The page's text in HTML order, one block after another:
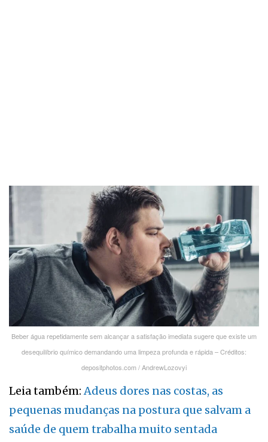
Beber água repetidamente sem alcançar a satisfação imediata sugere que existe um
desequilíbrio químico demandando uma limpeza profunda e rápida – Créditos:
depositphotos.com / AndrewLozovyi
Leia também: Adeus dores nas costas, as
pequenas mudanças na postura que salvam a
saúde de quem trabalha muito sentada